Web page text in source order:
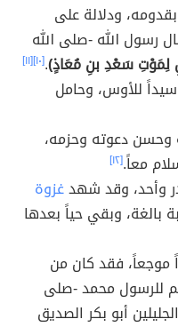
ودلالة على
رسول الله -صلى الله
لِمَوْتِ سَعْدِ بنِ مُعَاذٍ).[١٠] [١١]
للأوس، وحامل
دعوته وحزمه،
معاً.[١٢]
وأحد، وقد شهدغزوة
بالغة، وبقي حياً بعدها
موجعاً، فقد كان من
للرسول محمد -صلى
أبو بكر الصديق